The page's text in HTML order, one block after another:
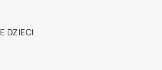
DZIECI